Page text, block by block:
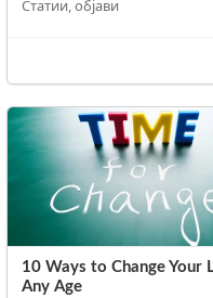
Статии, објави
10 Ways to Change Your
Any Age